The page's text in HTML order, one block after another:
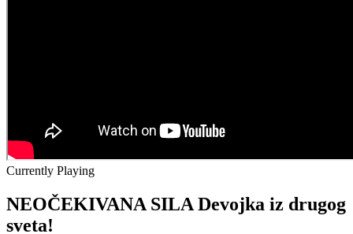
Currently Playing
NEOČEKIVANA SILA Devojka iz drugog
sveta!